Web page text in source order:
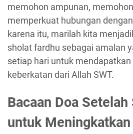
memohon ampunan,
memperkuat hubungan
karena itu, marilah kita
sholat fardhu sebagai amalan
setiap hari untuk mendapatkan
keberkatan dari Allah SWT.
Bacaan Doa
untuk